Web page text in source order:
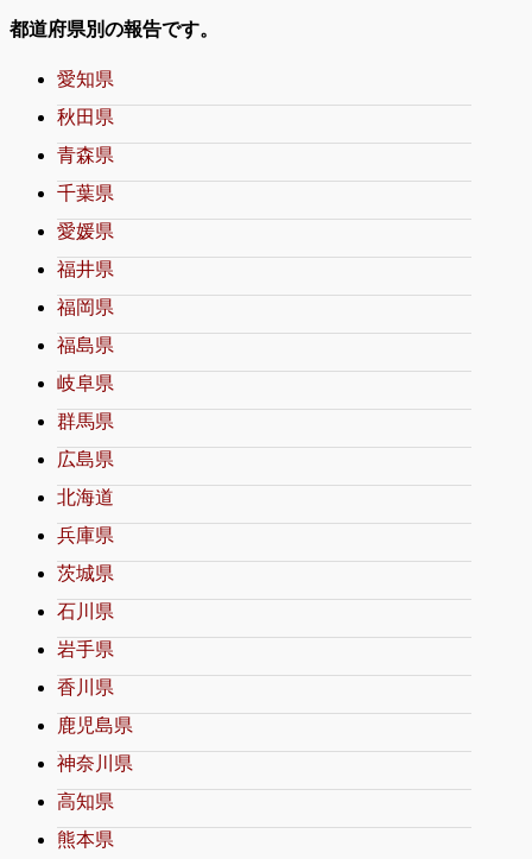
都道府県別の報告です。
愛知県
秋田県
青森県
千葉県
愛媛県
福井県
福岡県
福島県
岐阜県
群馬県
広島県
北海道
兵庫県
茨城県
石川県
岩手県
香川県
鹿児島県
神奈川県
高知県
熊本県